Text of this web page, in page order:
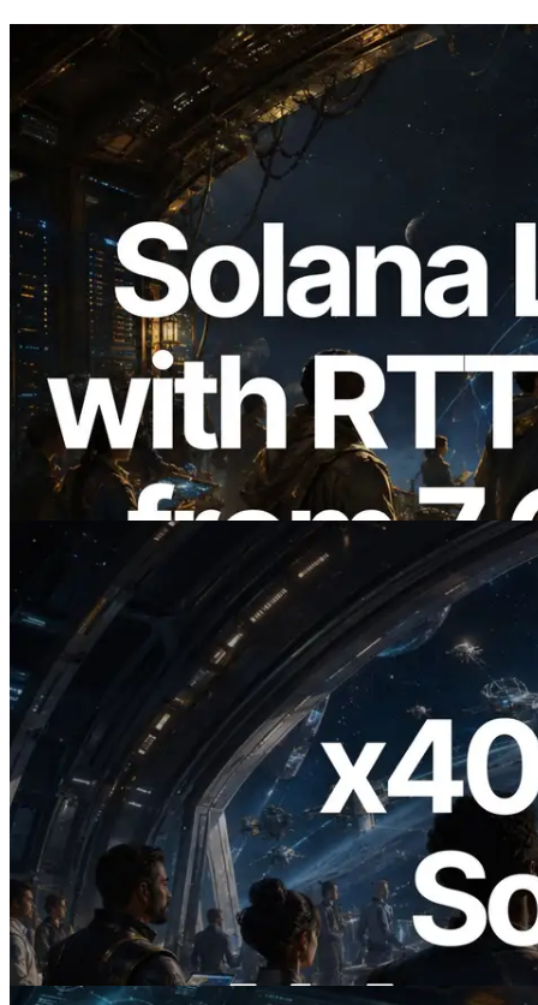
2026.08.05
ERPC Breidt Solana Leader Slot API Uit
met Pingmeting vanuit 7 Wereldwijde
Regio’s — Validators Information API
Ook Gelanceerd
2026.07.04
ERPC Lanceert x402-Enabled Solana
RPC — Het Tijdperk Waarin AI Agents
On Demand Voor API's Betalen
Lees dit artikel